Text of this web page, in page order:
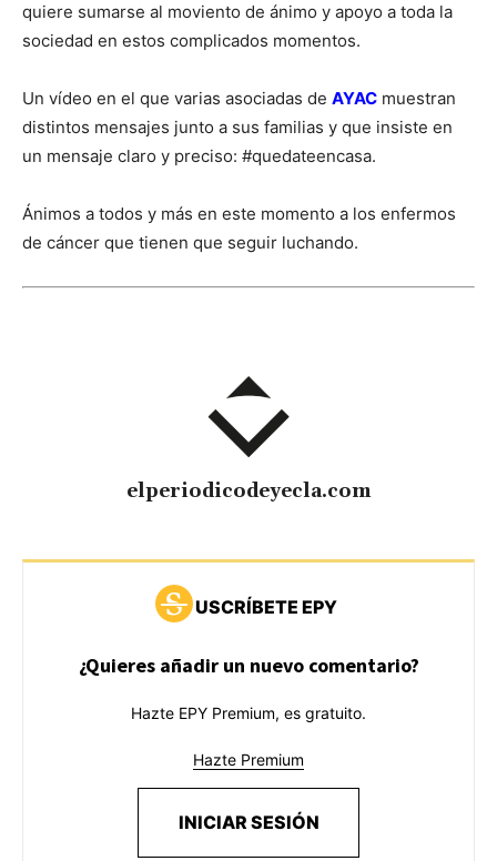
quiere sumarse al moviento de ánimo y apoyo a toda la
sociedad en estos complicados momentos.
Un vídeo en el que varias asociadas de AYAC muestran
distintos mensajes junto a sus familias y que insiste en
un mensaje claro y preciso: #quedateencasa.
Ánimos a todos y más en este momento a los enfermos
de cáncer que tienen que seguir luchando.
elperiodicodeyecla.com
USCRÍBETE EPY
¿Quieres añadir un nuevo comentario?
Hazte EPY Premium, es gratuito.
Hazte Premium
INICIAR SESIÓN